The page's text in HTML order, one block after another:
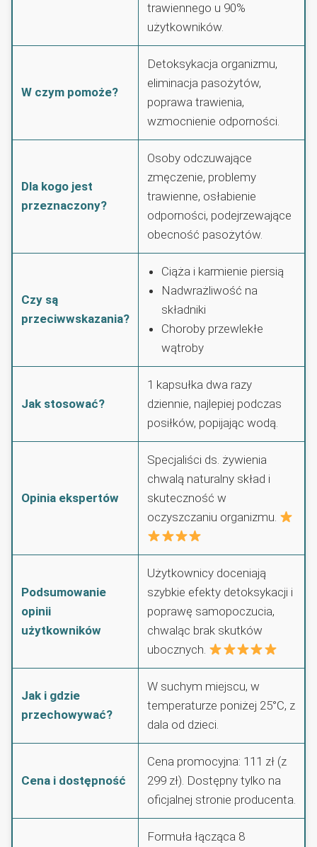
trawiennego u 90%
użytkowników.
W czym pomoże?
Detoksykacja organizmu,
eliminacja pasożytów,
poprawa trawienia,
wzmocnienie odporności.
Dla kogo jest
przeznaczony?
Osoby odczuwające
zmęczenie, problemy
trawienne, osłabienie
odporności, podejrzewające
obecność pasożytów.
Czy są
przeciwwskazania?
Ciąża i karmienie piersią
Nadwrażliwość na
składniki
Choroby przewlekłe
wątroby
Jak stosować?
1 kapsułka dwa razy
dziennie, najlepiej podczas
posiłków, popijając wodą.
Opinia ekspertów
Specjaliści ds. żywienia
chwalą naturalny skład i
skuteczność w
oczyszczaniu organizmu.
Podsumowanie
opinii
użytkowników
Użytkownicy doceniają
szybkie efekty detoksykacji i
poprawę samopoczucia,
chwaląc brak skutków
ubocznych.
Jak i gdzie
przechowywać?
W suchym miejscu, w
temperaturze poniżej 25°C, z
dala od dzieci.
Cena i dostępność
Cena promocyjna: 111 zł (z
299 zł). Dostępny tylko na
oficjalnej stronie producenta.
Formuła łącząca 8